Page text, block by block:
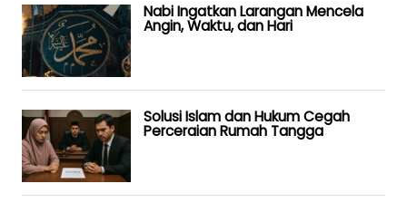
Nabi Ingatkan Larangan Mencela
Angin, Waktu, dan Hari
Solusi Islam dan Hukum Cegah
Perceraian Rumah Tangga